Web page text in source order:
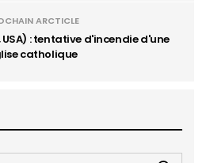
ARCTICLE
USA) : tentative d'incendie d'une
catholique